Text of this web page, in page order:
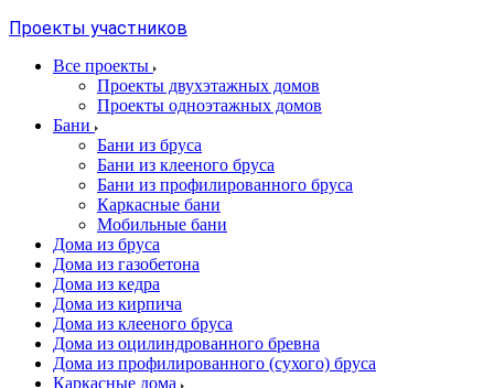
Проекты участников
Все проекты
Проекты двухэтажных домов
Проекты одноэтажных домов
Бани
Бани из бруса
Бани из клееного бруса
Бани из профилированного бруса
Каркасные бани
Мобильные бани
Дома из бруса
Дома из газобетона
Дома из кедра
Дома из кирпича
Дома из клееного бруса
Дома из оцилиндрованного бревна
Дома из профилированного (сухого) бруса
Каркасные дома